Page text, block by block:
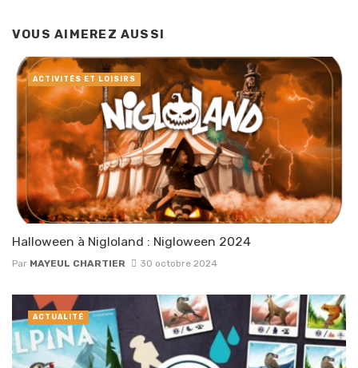
VOUS AIMEREZ AUSSI
Halloween à Nigloland : Nigloween 2024
Par MAYEUL CHARTIER 30 octobre 2024
ACTIVITÉS ET LOISIRS
ACTUALITÉ